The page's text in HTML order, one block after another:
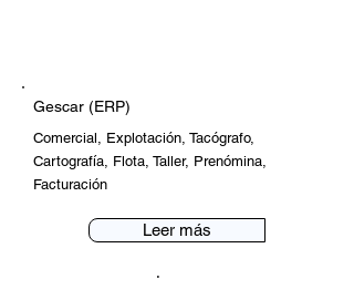
Gescar (ERP)
Comercial, Explotación, Tacógrafo,
Cartografía, Flota, Taller, Prenómina,
Facturación
Leer más